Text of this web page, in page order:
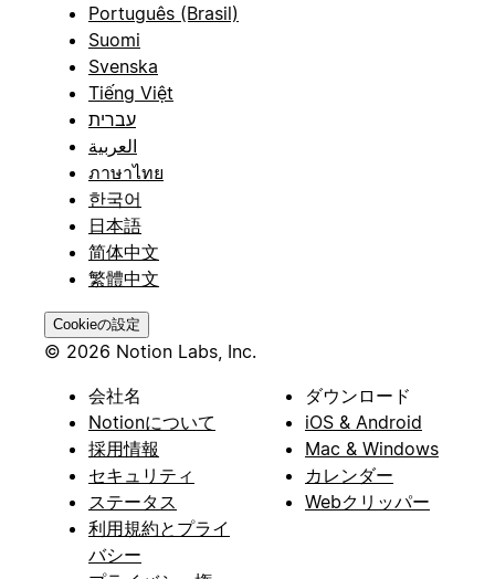
Português (Brasil)
Suomi
Svenska
Tiếng Việt
עברית
العربية
ภาษาไทย
한국어
日本語
简体中文
繁體中文
Cookieの設定
© 2026 Notion Labs, Inc.
会社名
Notionについて
採用情報
セキュリティ
ステータス
利用規約とプライ
バシー
ダウンロード
iOS & Android
Mac & Windows
カレンダー
Webクリッパー